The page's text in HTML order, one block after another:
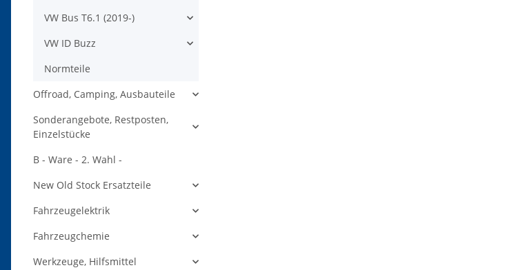
VW Bus T6.1 (2019-)
VW ID Buzz
Normteile
Offroad, Camping, Ausbauteile
Sonderangebote, Restposten,
Einzelstücke
B - Ware - 2. Wahl -
New Old Stock Ersatzteile
Fahrzeugelektrik
Fahrzeugchemie
Werkzeuge, Hilfsmittel